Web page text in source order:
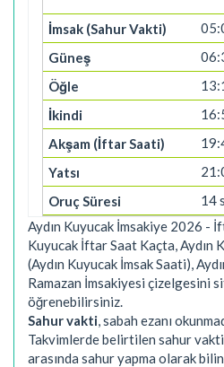
14
Aydın Kuyucak İmsakiye 2026 -
Kuyucak İftar Saat Kaçta, Aydın
(Aydın Kuyucak İmsak Saati),
Ramazan İmsakiyesi çizelgesini
öğrenebilirsiniz.
Sahur vakti, sabah ezanı
Takvimlerde belirtilen sahur
arasında sahur yapma olarak